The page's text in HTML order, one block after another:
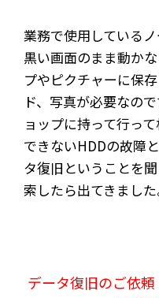
業務で使用している
黒い画面のまま動か
プやピクチャーに保
ド、写真が必要なの
ョップに持って行っ
できないHDDの故障
タ復旧ということを
索したら出てきました
データ復旧のご依